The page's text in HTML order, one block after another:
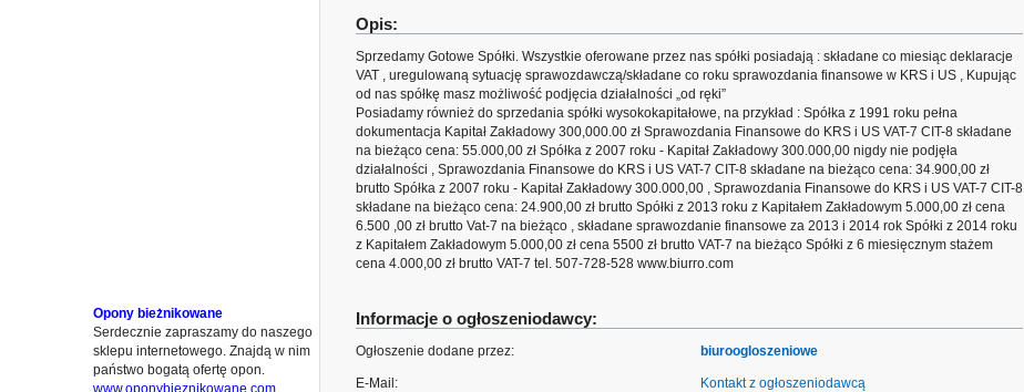
Opony bieżnikowane
Serdecznie zapraszamy do naszego
sklepu internetowego. Znajdą w nim
państwo bogatą ofertę opon.
www.oponybieznikowane.com
Opis:
Sprzedamy Gotowe Spółki. Wszystkie oferowane przez nas spółki posiadają : składane co miesiąc deklaracje
VAT , uregulowaną sytuację sprawozdawczą/składane co roku sprawozdania finansowe w KRS i US , Kupując
od nas spółkę masz możliwość podjęcia działalności „od ręki”
Posiadamy również do sprzedania spółki wysokokapitałowe, na przykład : Spółka z 1991 roku pełna
dokumentacja Kapitał Zakładowy 300,000.00 zł Sprawozdania Finansowe do KRS i US VAT-7 CIT-8 składane
na bieżąco cena: 55.000,00 zł Spółka z 2007 roku - Kapitał Zakładowy 300.000,00 nigdy nie podjęła
działalności , Sprawozdania Finansowe do KRS i US VAT-7 CIT-8 składane na bieżąco cena: 34.900,00 zł
brutto Spółka z 2007 roku - Kapitał Zakładowy 300.000,00 , Sprawozdania Finansowe do KRS i US VAT-7 CIT-8
składane na bieżąco cena: 24.900,00 zł brutto Spółki z 2013 roku z Kapitałem Zakładowym 5.000,00 zł cena
6.500 ,00 zł brutto Vat-7 na bieżąco , składane sprawozdanie finansowe za 2013 i 2014 rok Spółki z 2014 roku
z Kapitałem Zakładowym 5.000,00 zł cena 5500 zł brutto VAT-7 na bieżąco Spółki z 6 miesięcznym stażem
cena 4.000,00 zł brutto VAT-7 tel. 507-728-528 www.biurro.com
Informacje o ogłoszeniodawcy:
Ogłoszenie dodane przez: biuroogloszeniowe
E-Mail: Kontakt z ogłoszeniodawcą